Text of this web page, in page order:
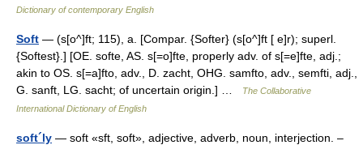
Dictionary of contemporary English
Soft — (s[o^]ft; 115), a. [Compar. {Softer} (s[o^]ft [ e]r); superl.
{Softest}.] [OE. softe, AS. s[=o]fte, properly adv. of s[=e]fte, adj.;
akin to OS. s[=a]fto, adv., D. zacht, OHG. samfto, adv., semfti, adj.,
G. sanft, LG. sacht; of uncertain origin.] …
The Collaborative
International Dictionary of English
soft´ly — soft «sft, soft», adjective, adverb, noun, interjection. –